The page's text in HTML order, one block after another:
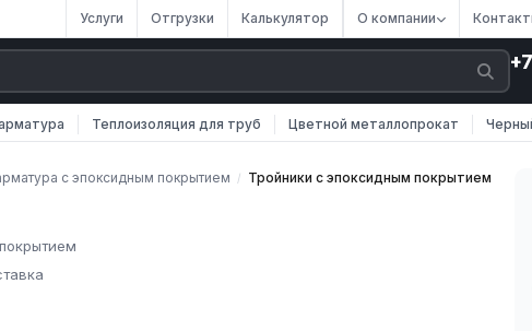
Услуги Отгрузки Калькулятор О компании
Теплоизоляция для труб Цветной металлопрокат
с эпоксидным покрытием / Тройники с эпоксидным покрытием
в России. Мы осуществляем оптовые и розничные поставки